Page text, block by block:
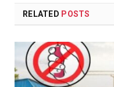
RELATED POSTS